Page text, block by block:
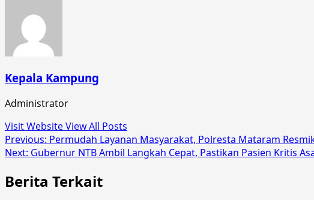
Kepala Kampung
Administrator
Visit WebsiteView All Posts
Post
navigation
Previous: Permudah Layanan Masyarakat, Polresta Mataram
Next: Gubernur NTB Ambil Langkah Cepat, Pastikan Pasien Kritis
Berita Terkait